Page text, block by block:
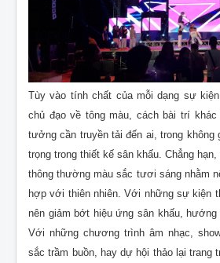
Tùy vào tính chất của mỗi dạng sự
chủ đạo về tông màu, cách bài trí
tưởng cần truyền tải đến ai, trong không
trọng trong thiết kế sân khấu. Chẳng
thông thường màu sắc tươi sáng nhằm
hợp với thiên nhiên. Với những sự kiện
nên giảm bớt hiệu ứng sân khấu,
Với những chương trình âm nhạc,
sắc trầm buồn, hay dự hội thảo lại